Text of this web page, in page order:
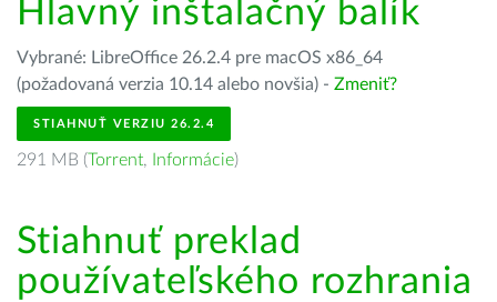
Hlavný inštalačný balík
Vybrané: LibreOffice 26.2.4 pre macOS x86_64
(požadovaná verzia 10.14 alebo novšia) - Zmeniť?
STIAHNUŤ VERZIU 26.2.4
291 MB (Torrent, Informácie)
Stiahnuť preklad
používateľského rozhrania